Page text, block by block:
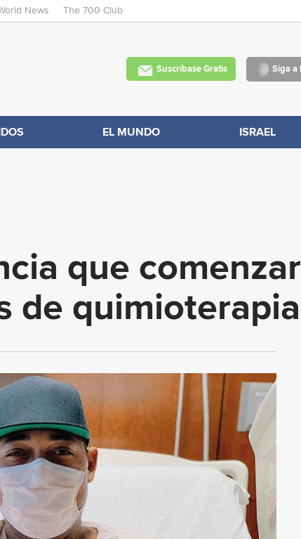
Skip
News The 700 Club
Suscríbase Gratis Siga a
EL MUNDO ISRAEL
que
de quimioterapia